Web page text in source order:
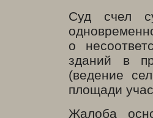
Суд счел
о
зданий в
(ведение
площади
Жалоба